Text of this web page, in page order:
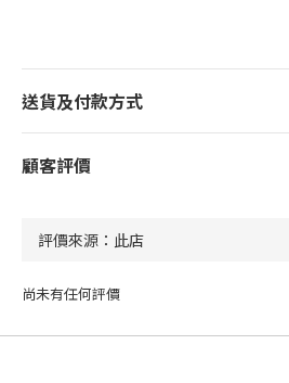
送貨及付款方式
顧客評價
尚未有任何評價